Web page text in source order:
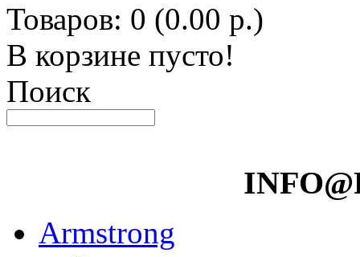
Товаров: 0 (0.00 р.)
В корзине пусто!
Поиск
Armstrong